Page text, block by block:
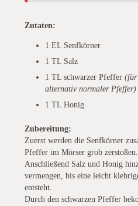
Zutaten:
1 EL Senfkörner
1 TL Salz
1 TL schwarzer Pfeffer (für
alternativ normaler Pfeffer)
1 TL Honig
Zubereitung:
Zuerst werden die Senfkörner
Pfeffer im Mörser grob zerstoßen.
Anschließend Salz und Honig
vermengen, bis eine leicht
entsteht.
Durch den schwarzen Pfeffer